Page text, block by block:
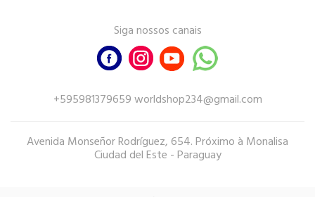
Siga nossos canais
+595981379659 worldshop234@gmail.com
Avenida Monseñor Rodríguez, 654. Próximo à Monalisa
Ciudad del Este - Paraguay